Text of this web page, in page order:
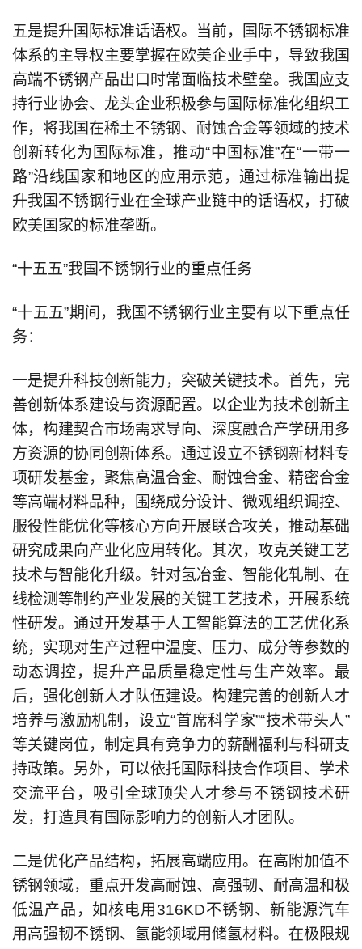
五是提升国际标准话语权。当前，国际不锈钢标准
体系的主导权主要掌握在欧美企业手中，导致我国
高端不锈钢产品出口时常面临技术壁垒。我国应支
持行业协会、龙头企业积极参与国际标准化组织工
作，将我国在稀土不锈钢、耐蚀合金等领域的技术
创新转化为国际标准，推动“中国标准”在“一带一
路”沿线国家和地区的应用示范，通过标准输出提
升我国不锈钢行业在全球产业链中的话语权，打破
欧美国家的标准垄断。
“十五五”我国不锈钢行业的重点任务
“十五五”期间，我国不锈钢行业主要有以下重点任
务：
一是提升科技创新能力，突破关键技术。首先，完
善创新体系建设与资源配置。以企业为技术创新主
体，构建契合市场需求导向、深度融合产学研用多
方资源的协同创新体系。通过设立不锈钢新材料专
项研发基金，聚焦高温合金、耐蚀合金、精密合金
等高端材料品种，围绕成分设计、微观组织调控、
服役性能优化等核心方向开展联合攻关，推动基础
研究成果向产业化应用转化。其次，攻克关键工艺
技术与智能化升级。针对氢冶金、智能化轧制、在
线检测等制约产业发展的关键工艺技术，开展系统
性研发。通过开发基于人工智能算法的工艺优化系
统，实现对生产过程中温度、压力、成分等参数的
动态调控，提升产品质量稳定性与生产效率。最
后，强化创新人才队伍建设。构建完善的创新人才
培养与激励机制，设立“首席科学家”“技术带头人”
等关键岗位，制定具有竞争力的薪酬福利与科研支
持政策。另外，可以依托国际科技合作项目、学术
交流平台，吸引全球顶尖人才参与不锈钢技术研
发，打造具有国际影响力的创新人才团队。
二是优化产品结构，拓展高端应用。在高附加值不
锈钢领域，重点开发高耐蚀、高强韧、耐高温和极
低温产品，如核电用316KD不锈钢、新能源汽车
用高强韧不锈钢、氢能领域用储氢材料。在极限规